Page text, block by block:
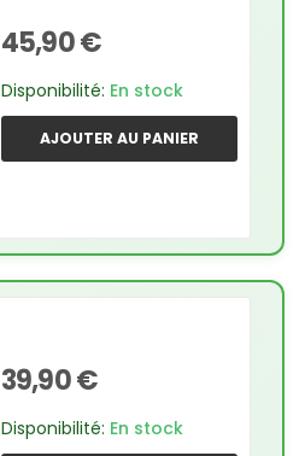
45,90 €
Disponibilité: En stock
AJOUTER AU PANIER
39,90 €
Disponibilité: En stock